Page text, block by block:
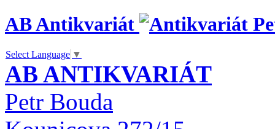
AB Antikvariát
Select Language ▼
AB ANTIKVARIÁT
Petr Bouda